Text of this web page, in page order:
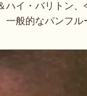
ハイ・バリトン
般的なパンフル